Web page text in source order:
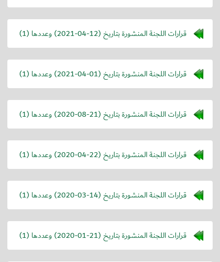
قرارات اللجنة المنشورة بتاريخ (2021-04-12) وعددها (1)
قرارات اللجنة المنشورة بتاريخ (2021-04-01) وعددها (1)
قرارات اللجنة المنشورة بتاريخ (2020-08-21) وعددها (1)
قرارات اللجنة المنشورة بتاريخ (2020-04-22) وعددها (1)
قرارات اللجنة المنشورة بتاريخ (2020-03-14) وعددها (1)
قرارات اللجنة المنشورة بتاريخ (2020-01-21) وعددها (1)